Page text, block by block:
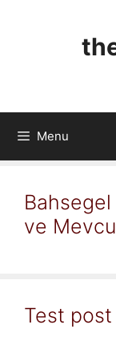
Menu
Bahsegel
ve
Test